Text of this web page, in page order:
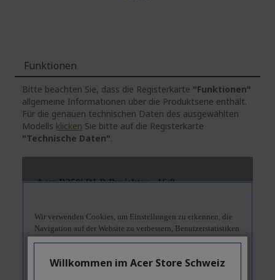
Funktionen
Bitte beachten Sie, dass die Registerkarte "Funktionen"
allgemeine Informationen über die Produktserie enthält.
Für die genauen technischen Daten des ausgewählten
Modells klicken Sie bitte auf die Registerkarte
"Technische Daten".
Willkommen im Acer Store Schweiz